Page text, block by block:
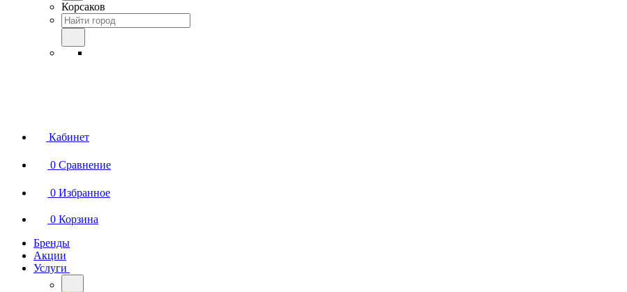
Корсаков
Кабинет
0 Сравнение
0 Избранное
0 Корзина
Бренды
Акции
Услуги